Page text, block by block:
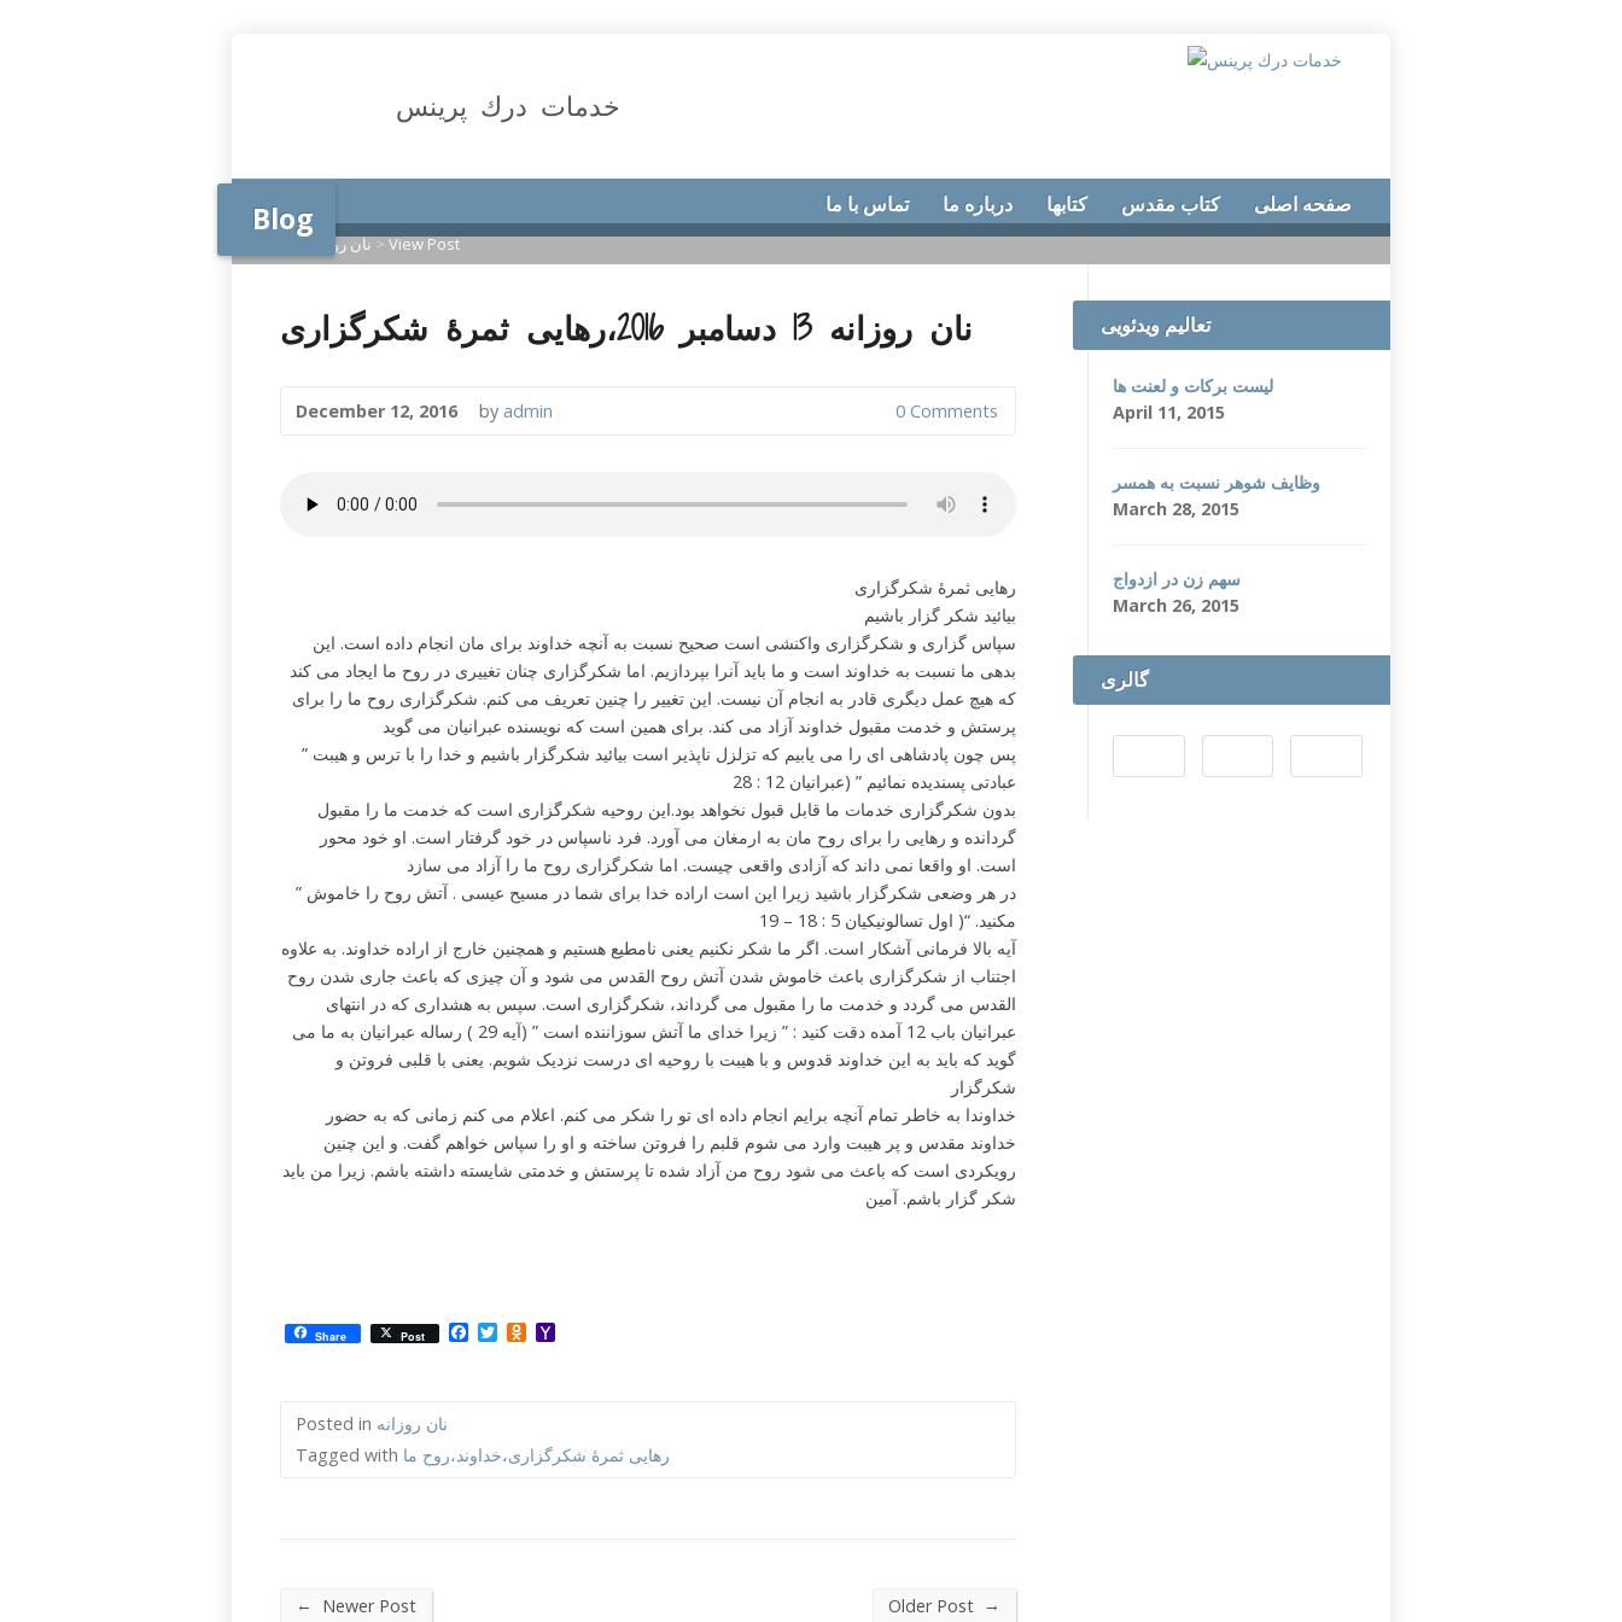
خدمات درك پرينس
تماس با ما درباره ما کتابها کتاب مقدس صفحه اصلی Blog
>نان روزانه>View Post
نان روزانه 13 دسامبر 2016،رهایی ثمرۀ شکرگزاری
December 12, 2016 by admin 0 Comments
رهایی ثمرۀ شکرگزاری
بیائید شکر گزار باشیم
سپاس گزاری و شکرگزاری واکنشی است صحیح نسبت به آنچه خداوند برای مان انجام داده است. این
بدهی ما نسبت به خداوند است و ما باید آنرا بپردازیم. اما شکرگزاری چنان تغییری در روح ما ایجاد می کند
که هیچ عمل دیگری قادر به انجام آن نیست. این تغییر را چنین تعریف می کنم. شکرگزاری روح ما را برای
پرستش و خدمت مقبول خداوند آزاد می کند. برای همین است که نویسنده عبرانیان می گوید
” پس چون پادشاهی ای را می یابیم که تزلزل ناپذیر است بیائید شکرگزار باشیم و خدا را با ترس و هیبت
عبادتی پسندیده نمائیم ” (عبرانیان 12 : 28
بدون شکرگزاری خدمات ما قابل قبول نخواهد بود.این روحیه شکرگزاری است که خدمت ما را مقبول
گردانده و رهایی را برای روح مان به ارمغان می آورد. فرد ناسپاس در خود گرفتار است. او خود محور
است. او واقعا نمی داند که آزادی واقعی چیست. اما شکرگزاری روح ما را آزاد می سازد
” در هر وضعی شکرگزار باشید زیرا این است اراده خدا برای شما در مسیح عیسی . آتش روح را خاموش
مکنید. “( اول تسالونیکیان 5 : 18 – 19
آیه بالا فرمانی آشکار است. اگر ما شکر نکنیم یعنی نامطیع هستیم و همچنین خارج از اراده خداوند. به علاوه
اجتناب از شکرگزاری باعث خاموش شدن آتش روح القدس می شود و آن چیزی که باعث جاری شدن روح
القدس می گردد و خدمت ما را مقبول می گرداند، شکرگزاری است. سپس به هشداری که در انتهای
عبرانیان باب 12 آمده دقت کنید : ” زیرا خدای ما آتش سوزاننده است ” (آیه 29 ) رساله عبرانیان به ما می
گوید که باید به این خداوند قدوس و با هیبت با روحیه ای درست نزدیک شویم. یعنی با قلبی فروتن و
شکرگزار
خداوندا به خاطر تمام آنچه برایم انجام داده ای تو را شکر می کنم. اعلام می کنم زمانی که به حضور
خداوند مقدس و پر هیبت وارد می شوم قلبم را فروتن ساخته و او را سپاس خواهم گفت. و این چنین
رویکردی است که باعث می شود روح من آزاد شده تا پرستش و خدمتی شایسته داشته باشم. زیرا من باید
شکر گزار باشم. آمین
Share Post Facebook
TwitterOdnoklassniki
Posted in نان روزانه
Tagged with رهایی ثمرۀ شکرگزاری،خداوند،روح ما
← Newer Post Older Post →
تعالیم ویدئویی
لیست برکات و لعنت ها
April 11, 2015
وظایف شوهر نسبت به همسر
March 28, 2015
سهم زن در ازدواج
March 26, 2015
گالری